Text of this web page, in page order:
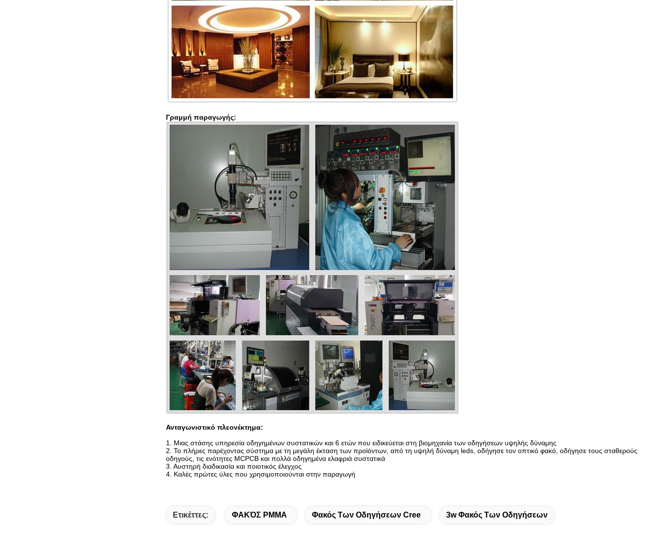
Γραμμή παραγωγής:
Ανταγωνιστικό πλεονέκτημα:
1. Μιας στάσης υπηρεσία οδηγημένων συστατικών και 6 ετών που ειδικεύεται στη βιομηχανία των οδηγήσεων υψηλής δύναμης
2. Το πλήρες παρέχοντας σύστημα με τη μεγάλη έκταση των προϊόντων, από τη υψηλή δύναμη leds, οδήγησε τον οπτικό φακό, οδήγησε τους σταθερούς
οδηγούς, τις ενότητες MCPCB και πολλά οδηγημένα ελαφριά συστατικά
3. Αυστηρή διαδικασία και ποιοτικός έλεγχος
4. Καλές πρώτες ύλες που χρησιμοποιούνται στην παραγωγή
Ετικέττες: ΦΑΚΌΣ PMMA Φακός Των Οδηγήσεων Cree 3w Φακός Των Οδηγήσεων